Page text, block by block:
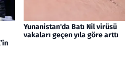
Yunanistan'da Batı Nil virüsü
vakaları geçen yıla göre arttı